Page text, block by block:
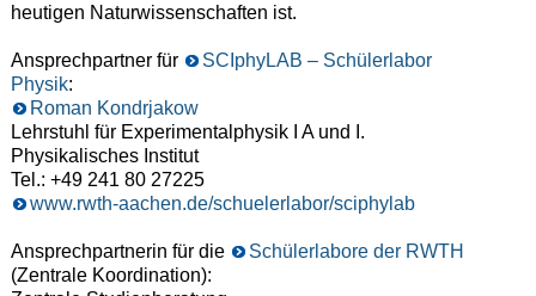
heutigen Naturwissenschaften ist.
Ansprechpartner für
SCIphyLAB – Schülerlabor
Physik:
Roman Kondrjakow
Lehrstuhl für Experimentalphysik I A und I.
Physikalisches Institut
Tel.: +49 241 80 27225
www.rwth-aachen.de/schuelerlabor/sciphylab
Ansprechpartnerin für die
Schülerlabore der RWTH
(Zentrale Koordination):